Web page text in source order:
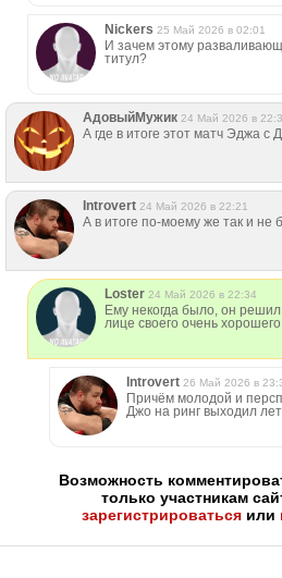
Nickers 25 Май 2026 в 02:01
И зачем этому
титул?
АдовыйМужик 24 Май 2026 в
А где в итоге этот матч Эджа с
Introvert 24 Май 2026 в 22:21
А в итоге по-моему же так и не
Loster 24 Май 2026 в 22:34
Ему некогда было, он
лице своего очень
Introvert 26 Май 2026 в
Причём молодой и
Джо на ринг выходил
Возможность
только участникам
зарегистрироваться или